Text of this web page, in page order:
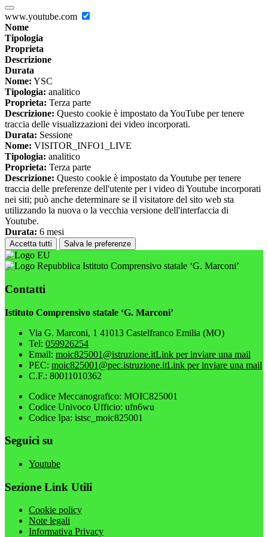
www.youtube.com
Nome
Tipologia
Proprieta
Descrizione
Durata
Nome: YSC
Tipologia: analitico
Proprieta: Terza parte
Descrizione: Questo cookie è impostato da YouTube per tenere
traccia delle visualizzazioni dei video incorporati.
Durata: Sessione
Nome: VISITOR_INFO1_LIVE
Tipologia: analitico
Proprieta: Terza parte
Descrizione: Questo cookie è impostato da Youtube per tenere
traccia delle preferenze dell'utente per i video di Youtube incorporati
nei siti; può anche determinare se il visitatore del sito web sta
utilizzando la nuova o la vecchia versione dell'interfaccia di
Youtube.
Durata: 6 mesi
Accetta tutti Salva le preferenze
Istituto Comprensivo statale ‘G. Marconi’
Contatti
Istituto Comprensivo statale ‘G. Marconi’
Via G. Marconi, 1 41013 Castelfranco Emilia (MO)
Tel: 059926254
Email: moic825001@istruzione.itLink per inviare una mail
PEC: moic825001@pec.istruzione.itLink per inviare una mail
C.F.: 80011010362
Codice Meccanografico: MOIC825001
Codice Univoco Ufficio: ufn6wu
Codice Ipa: istsc_moic825001
Seguici su
Youtube
Sezione Link Utili
Cookie policy
Note legali
Informativa Privacy